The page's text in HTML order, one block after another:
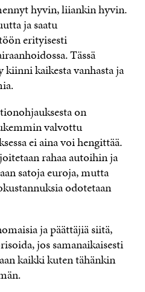
hyvin, liiankin hyvin.
ja saatu
erityisesti
Tässä
kaikesta vanhasta ja
on
valvottu
ei aina voi hengittää.
rahaa autoihin ja
satoja euroja, mutta
odotetaan
ja päättäjiä siitä,
jos samanaikaisesti
kaikki kuten tähänkin